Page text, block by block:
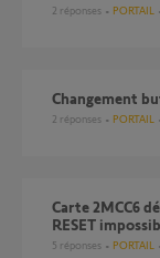
2 réponses PORTAIL
Changement
2 réponses PORTAIL
Carte 2MCC6 défectueuse ou vérin 5062146B en cause ?
RESET
5 réponses PORTAIL